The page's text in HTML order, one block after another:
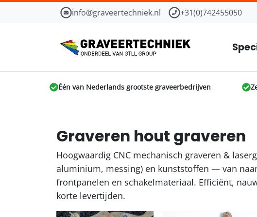
info@graveertechniek.nl +31(0)742455050
Één van Nederlands grootste graveerbedrijven
Graveren hout graveren
Hoogwaardig CNC mechanisch graveren &
aluminium, messing) en kunststoffen — van
frontpanelen en schakelmateriaal. Efficiënt,
korte levertijden.